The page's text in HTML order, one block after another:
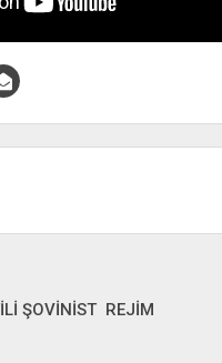
ŞOVİNİST REJİM